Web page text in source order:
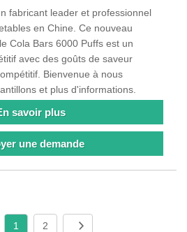
fabricant leader et professionnel
en Chine. Ce nouveau
Cola Bars 6000 Puffs est un
avec des goûts de saveur
Bienvenue à nous
et plus d'informations.
savoir plus
une demande
1 2